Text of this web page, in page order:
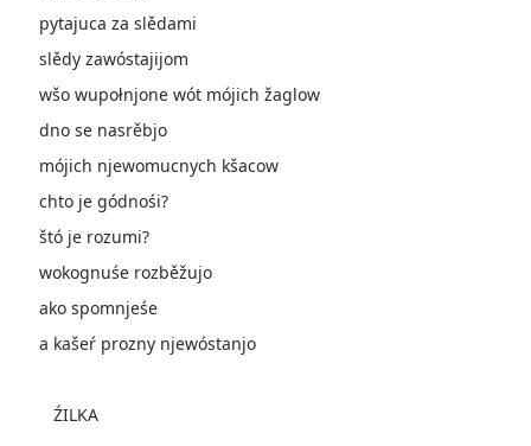
pytajuca za slědami
slědy zawóstajijom
wšo wupołnjone wót mójich žaglow
dno se nasrěbjo
mójich njewomucnych kšacow
chto je gódnośi?
štó je rozumi?
wokognuśe rozběžujo
ako spomnjeśe
a kašeŕ prozny njewóstanjo
ŹILKA